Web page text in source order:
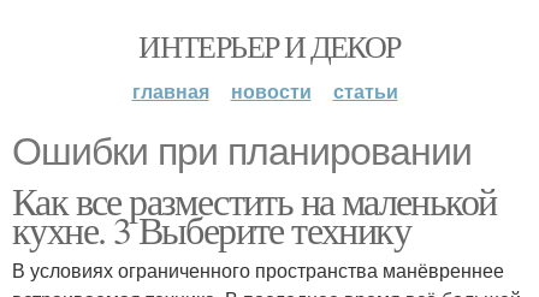
ИНТЕРЬЕР И ДЕКОР
главная новости статьи
Ошибки при планировании
Как все разместить на маленькой
кухне. 3 Выберите технику
В условиях ограниченного пространства манёвреннее